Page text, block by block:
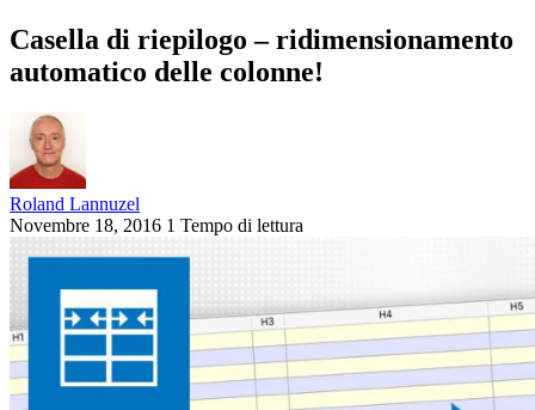
Casella di riepilogo – ridimensionamento
automatico delle colonne!
Roland Lannuzel
Novembre 18, 2016 1 Tempo di lettura